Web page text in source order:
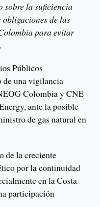
sobre la suficiencia
de las
para evitar
Públicos
una vigilancia
Colombia y CNE
ante la posible
de gas natural en
de la creciente
por la continuidad
en la Costa
participación